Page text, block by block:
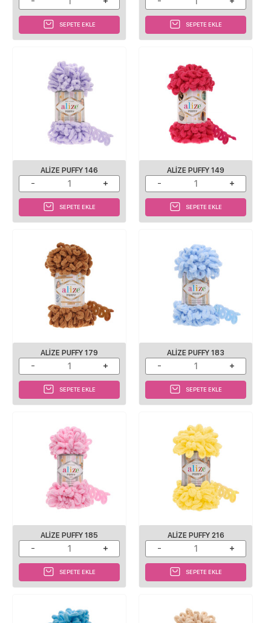
SEPETE EKLE SEPETE EKLE
ALIZE PUFFY 146
SEPETE EKLE
ALIZE PUFFY 149
SEPETE EKLE
ALIZE PUFFY 179
SEPETE EKLE
ALIZE PUFFY 183
SEPETE EKLE
ALIZE PUFFY 185
SEPETE EKLE
ALIZE PUFFY 216
SEPETE EKLE